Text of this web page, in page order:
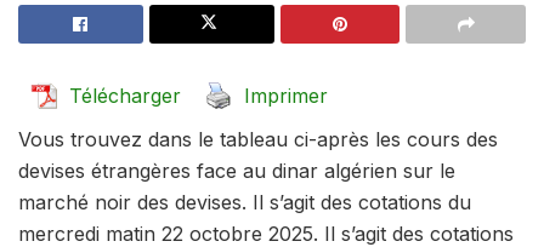
Télécharger
Imprimer
Vous trouvez dans le tableau ci-après les cours des
devises étrangères face au dinar algérien sur le
marché noir des devises. Il s’agit des cotations du
mercredi matin 22 octobre 2025. Il s’agit des cotations